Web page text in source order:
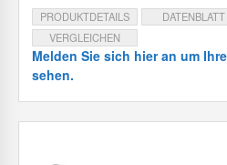
PRODUKTDETAILS
DATENBLATT
VERGLEICHEN
Melden Sie sich hier an um
sehen.